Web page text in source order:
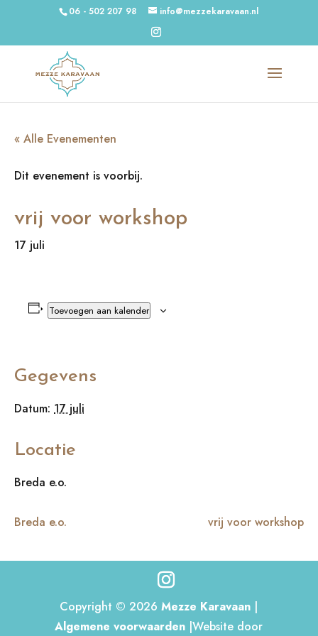
06 - 502 207 98 info@mezzekaravaan.nl
« Alle Evenementen
Dit evenement is voorbij.
vrij voor workshop
17 juli
Toevoegen aan kalender
Gegevens
Datum: 17 juli
Locatie
Breda e.o.
Breda e.o. vrij voor workshop
Copyright © 2026Mezze Karavaan |
Algemene voorwaarden |Website door